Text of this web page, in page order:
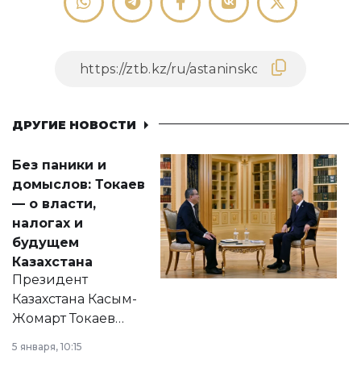
ДРУГИЕ НОВОСТИ
Без паники и
домыслов: Токаев
— о власти,
налогах и
будущем
Казахстана
Президент
Казахстана Касым-
Жомарт Токаев
сразу несколько
5 января, 10:15